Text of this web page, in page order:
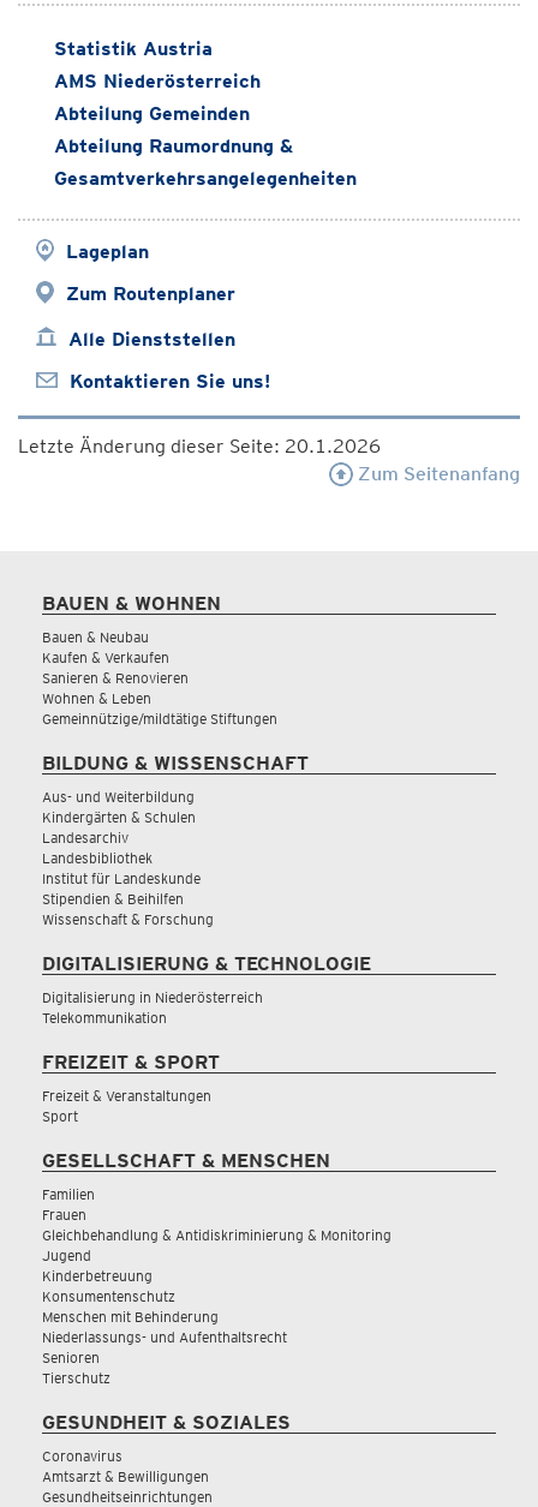
Statistik Austria
AMS Niederösterreich
Abteilung Gemeinden
Abteilung Raumordnung &
Gesamtverkehrsangelegenheiten
Lageplan
Zum Routenplaner
Alle Dienststellen
Kontaktieren Sie uns!
Letzte Änderung dieser Seite: 20.1.2026
Zum Seitenanfang
BAUEN & WOHNEN
Bauen & Neubau
Kaufen & Verkaufen
Sanieren & Renovieren
Wohnen & Leben
Gemeinnützige/mildtätige Stiftungen
BILDUNG & WISSENSCHAFT
Aus- und Weiterbildung
Kindergärten & Schulen
Landesarchiv
Landesbibliothek
Institut für Landeskunde
Stipendien & Beihilfen
Wissenschaft & Forschung
DIGITALISIERUNG & TECHNOLOGIE
Digitalisierung in Niederösterreich
Telekommunikation
FREIZEIT & SPORT
Freizeit & Veranstaltungen
Sport
GESELLSCHAFT & MENSCHEN
Familien
Frauen
Gleichbehandlung & Antidiskriminierung & Monitoring
Jugend
Kinderbetreuung
Konsumentenschutz
Menschen mit Behinderung
Niederlassungs- und Aufenthaltsrecht
Senioren
Tierschutz
GESUNDHEIT & SOZIALES
Coronavirus
Amtsarzt & Bewilligungen
Gesundheitseinrichtungen